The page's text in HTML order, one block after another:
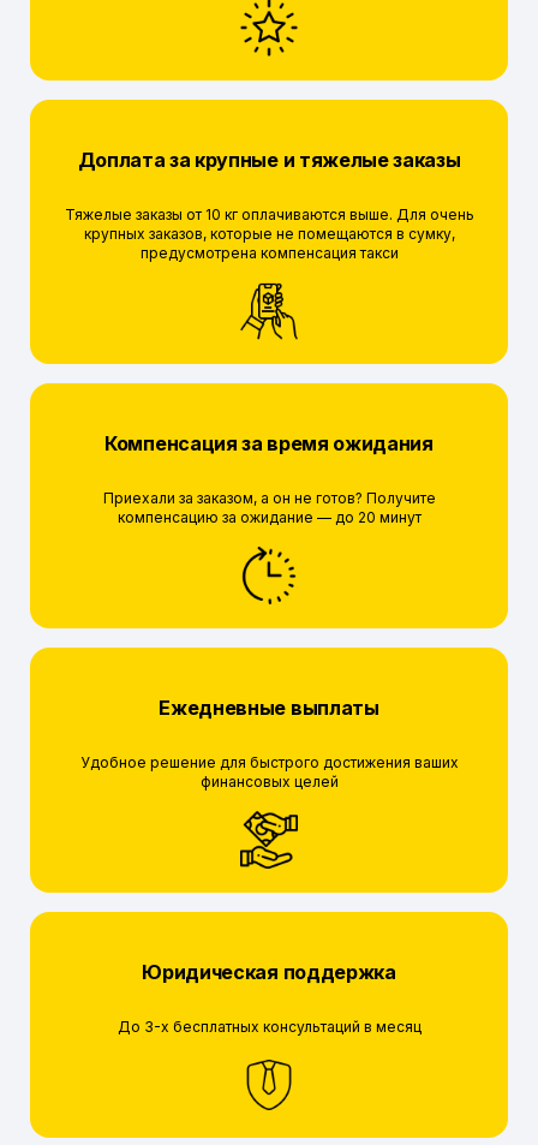
Доплата за крупные и тяжелые заказы
Тяжелые заказы от 10 кг оплачиваются выше. Для очень
крупных заказов, которые не помещаются в сумку,
предусмотрена компенсация такси
Компенсация за время ожидания
Приехали за заказом, а он не готов? Получите
компенсацию за ожидание — до 20 минут
Ежедневные выплаты
Удобное решение для быстрого достижения ваших
финансовых целей
Юридическая поддержка
До 3-х бесплатных консультаций в месяц